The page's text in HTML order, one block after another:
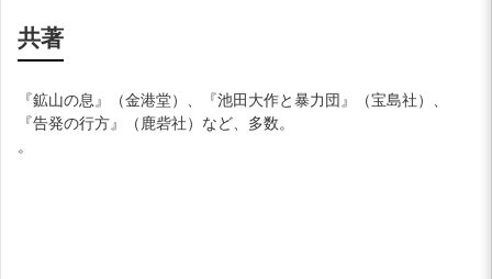
共著
『鉱山の息』（金港堂）、『池田大作と暴力団』（宝島社）、
『告発の行方』（鹿砦社）など、多数。
。